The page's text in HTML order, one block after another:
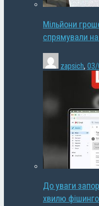
Мільйони
спрямували
zapsich,
До уваги
хвилю